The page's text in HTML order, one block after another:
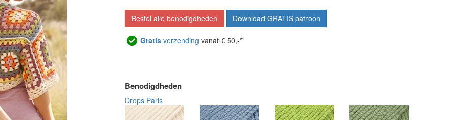
Bestel alle benodigdheden Download GRATIS patroon
Gratis verzending vanaf € 50,-*
Benodigdheden
Drops Paris